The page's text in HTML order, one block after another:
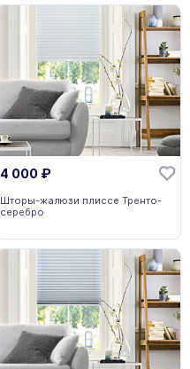
4 000 ₽
Шторы-жалюзи плиссе Тренто-
серебро